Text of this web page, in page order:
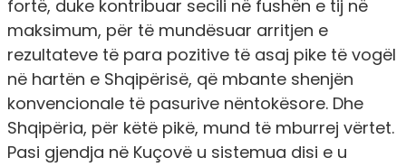
fortë, duke kontribuar secili në fushën e tij në
maksimum, për të mundësuar arritjen e
rezultateve të para pozitive të asaj pike të vogël
në hartën e Shqipërisë, që mbante shenjën
konvencionale të pasurive nëntokësore. Dhe
Shqipëria, për këtë pikë, mund të mburrej vërtet.
Pasi gjendja në Kuçovë u sistemua disi e u